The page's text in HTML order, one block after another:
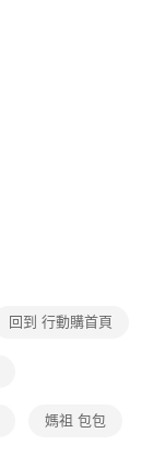
回到 行動購首頁
媽祖 包包